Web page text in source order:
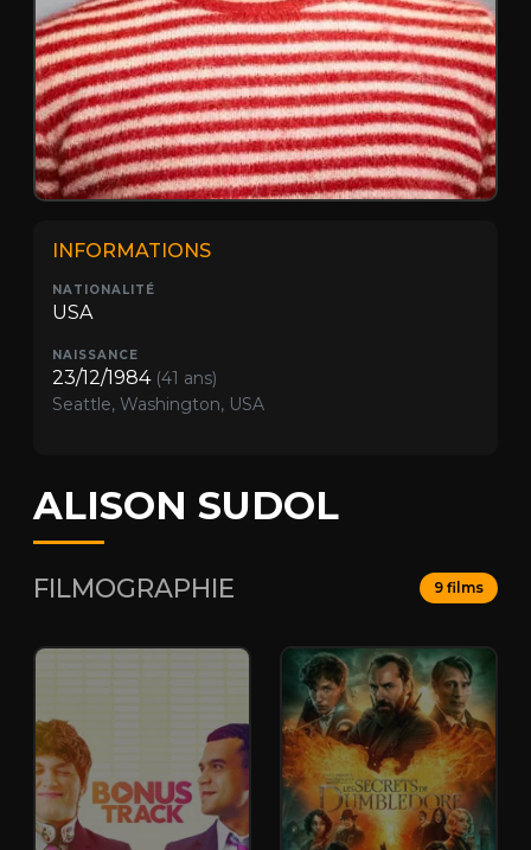
INFORMATIONS
NATIONALITÉ
USA
NAISSANCE
23/12/1984 (41 ans)
Seattle, Washington, USA
ALISON SUDOL
FILMOGRAPHIE 9 films